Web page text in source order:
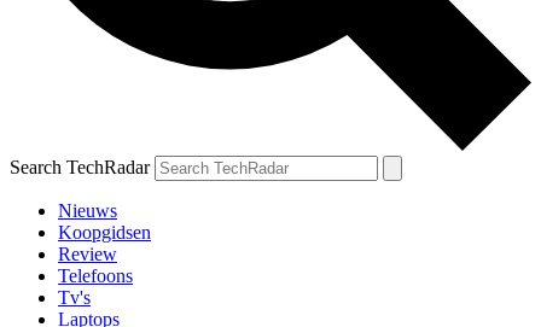
Search TechRadar
Nieuws
Koopgidsen
Review
Telefoons
Tv's
Laptops